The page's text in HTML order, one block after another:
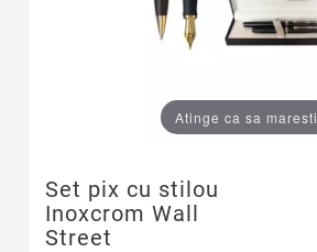
Atinge ca sa maresti
Set pix cu stilou
Inoxcrom Wall
Street